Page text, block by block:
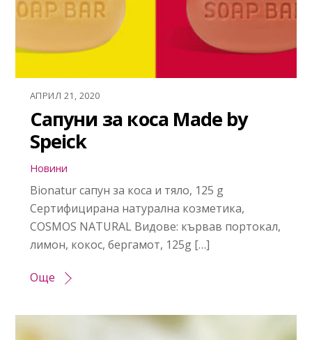
АПРИЛ 21, 2020
Сапуни за коса Made by
Speick
Новини
Bionatur сапун за коса и тяло, 125 g
Сертифицирана натурална козметика,
COSMOS NATURAL Видове: кървав портокал,
лимон, кокос, бергамот, 125g […]
Още